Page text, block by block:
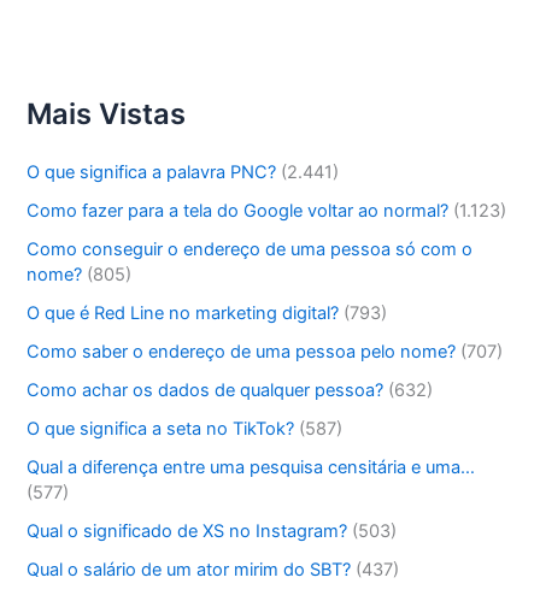
Mais Vistas
O que significa a palavra PNC? (2.441)
Como fazer para a tela do Google voltar ao normal? (1.123)
Como conseguir o endereço de uma pessoa só com o
nome? (805)
O que é Red Line no marketing digital? (793)
Como saber o endereço de uma pessoa pelo nome? (707)
Como achar os dados de qualquer pessoa? (632)
O que significa a seta no TikTok? (587)
Qual a diferença entre uma pesquisa censitária e uma…
(577)
Qual o significado de XS no Instagram? (503)
Qual o salário de um ator mirim do SBT? (437)